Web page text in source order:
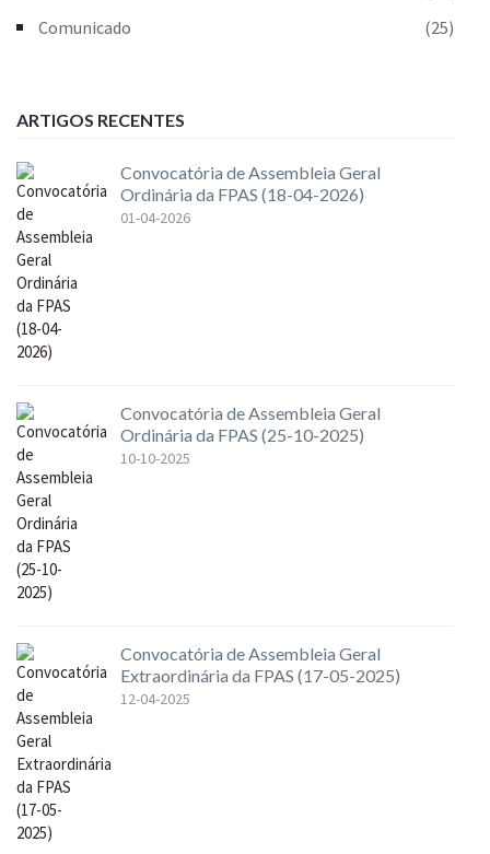
Comunicado
(25)
ARTIGOS RECENTES
Convocatória de Assembleia Geral
Ordinária da FPAS (18-04-2026)
01-04-2026
Convocatória de Assembleia Geral
Ordinária da FPAS (25-10-2025)
10-10-2025
Convocatória de Assembleia Geral
Extraordinária da FPAS (17-05-2025)
12-04-2025